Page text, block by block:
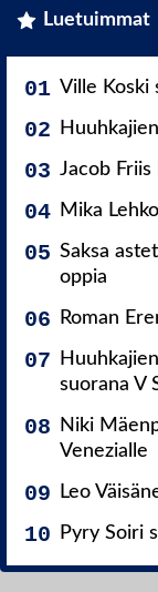
Luetuimmat
Ville Koski
Jacob Friis
Mika
Saksa
oppia
Roman
suorana V
Niki
Venezialle
Leo
Pyry Soiri